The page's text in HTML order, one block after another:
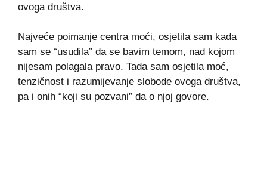
ovoga društva.
Najveće poimanje centra moći, osjetila sam kada
sam se “usudila” da se bavim temom, nad kojom
nijesam polagala pravo. Tada sam osjetila moć,
tenzičnost i razumijevanje slobode ovoga društva,
pa i onih “koji su pozvani” da o njoj govore.